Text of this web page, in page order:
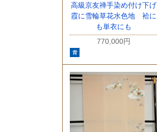
高級京友禅手染め付け下げ
霞に雪輪草花水色地 袷に
も単衣にも
770,000円